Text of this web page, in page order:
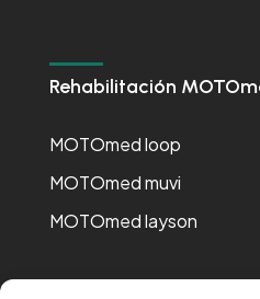
Rehabilitación
MOTOmed loop
MOTOmed muvi
MOTOmed layson